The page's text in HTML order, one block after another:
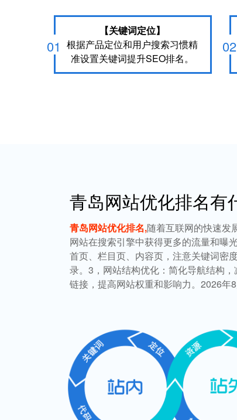
01
【关键词定位】
根据产品定位和用户搜索习惯精
准设置关键词提升SEO排名。
02
青岛网站优化排名有
青岛网站优化排名,随着互联网的快速发
网站在搜索引擎中获得更多的流量和曝
首页、栏目页、内容页，注意关键词密
录。3，网站结构优化：简化导航结构
链接，提高网站权重和影响力。2026年